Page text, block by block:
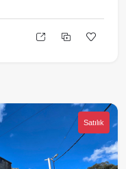
Satılık